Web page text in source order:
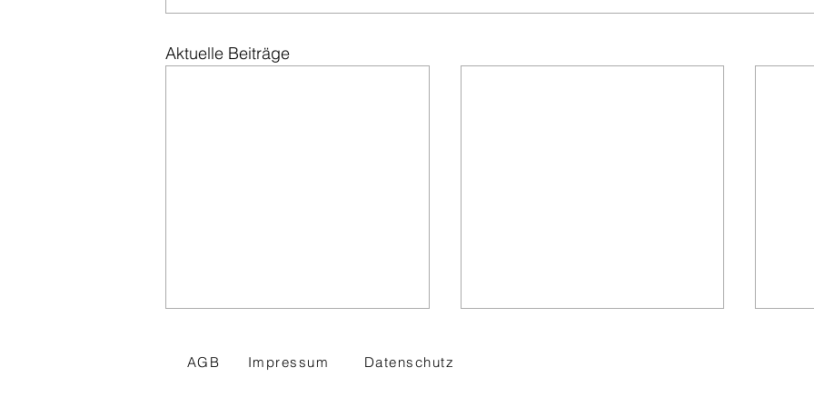
Aktuelle Beiträge
AGB Impressum Datenschutz